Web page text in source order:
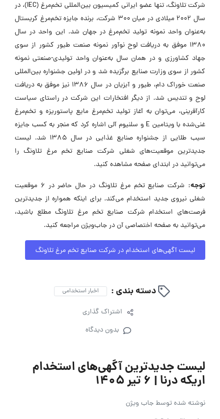
شرکت تلاونگ، تنها عضو ایرانی کمیسیون بین‌المللی تخم‌مرغ (IEC)، در
سال 2002 میلادی در میان 300 شرکت، برنده جایزه تخم‌مرغ کریستال
به‌عنوان واحد نمونه تولید تخم‌مرغ در جهان شد. این واحد در سال
1380 موفق به دریافت لوح نوآور نمونه صنعت طیور کشور از سوی
جهاد کشاورزی و در همان سال به‌عنوان واحد تولیدی-صنعتی نمونه
کشور از سوی وزارت صنایع برگزیده شد و در اولین جشنواره بین‌المللی
صنعت خوراک دام، طیور و آبزیان در سال 1386 نیز موفق به دریافت
لوح و تندیس شد. از دیگر افتخارات این شرکت در راستای سیاست
کارآفرینی، می‌توان به آغاز تولید تخم‌مرغ مایع پاستوریزه و تخم‌مرغ
غنی‌شده با ویتامین E و سلنیوم آلی اشاره کرد که منجر به کسب جایزه
سیب طلایی از جشنواره صنایع غذایی در سال 1385 شد. لیست
جدیدترین موقعیت‌های شغلی شرکت صنایع تخم مرغ تلاونگ را
می‌توانید در ابتدای صفحه مشاهده کنید.
توجه:
شرکت صنایع تخم مرغ تلاونگ در حال حاضر در ۶ موقعیت
شغلی نیروی جدید استخدام می‌کند. برای اینکه همواره از جدیدترین
فرصت‌های استخدام شرکت صنایع تخم مرغ تلاونگ مطلع باشید،
می‌توانید به صفحه اختصاصی آن در جاب‌ویژن مراجعه کنید.
لیست آگهی‌های استخدام در شرکت صنایع تخم مرغ تلاونگ
دسته بندی : اخبار استخدامی
اشتراک گذاری
بدون دیدگاه
لیست جدیدترین آگهی‌های استخدام
اریکه درنا | ۶ تیر ۱۴۰۵
نوشته شده توسطجاب ویژن